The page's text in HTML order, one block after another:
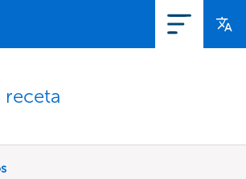
receta